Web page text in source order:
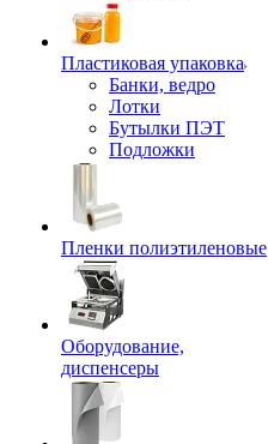
Пластиковая упаковка
Банки, ведро
Лотки
Бутылки ПЭТ
Подложки
Пленки полиэтиленовые
Оборудование,
диспенсеры